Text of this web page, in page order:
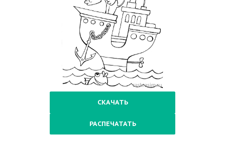
СКАЧАТЬ
РАСПЕЧАТАТЬ